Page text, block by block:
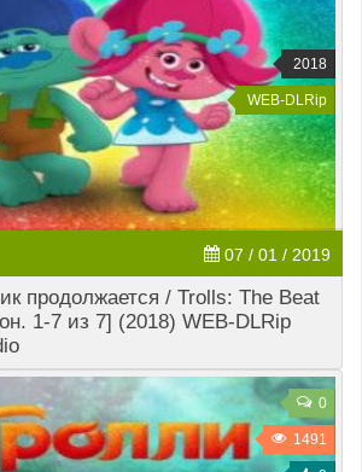
2018
WEB-DLRip
07 / 01 / 2019
продолжается / Trolls: The Beat
1-7 из 7] (2018) WEB-DLRip
0
1491